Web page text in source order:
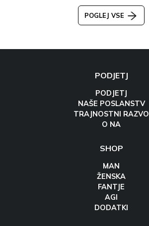
POGLEJ VSE
PODJETJ
PODJETJ
NAŠE POSLANSTV
TRAJNOSTNI RAZVO
O NA
SHOP
MAN
ŽENSKA
FANTJE
AGI
DODATKI